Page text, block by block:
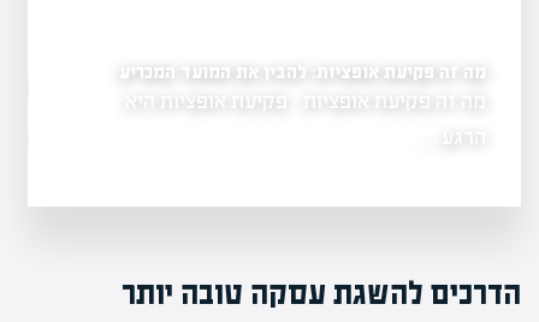
המהווה
מה זה פקיעת אופציות: להבין את המועד המכריע
מה זה פקיעת אופציות - פקיעת אופציות היא
מה זה אופציות בשוק
הדרכים להשגת עסקה טובה יותר